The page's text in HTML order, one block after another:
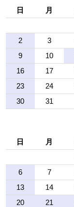
日 月
2
3
9
10
16
17
23
24
30
31
日 月
6
7
13
14
20
21